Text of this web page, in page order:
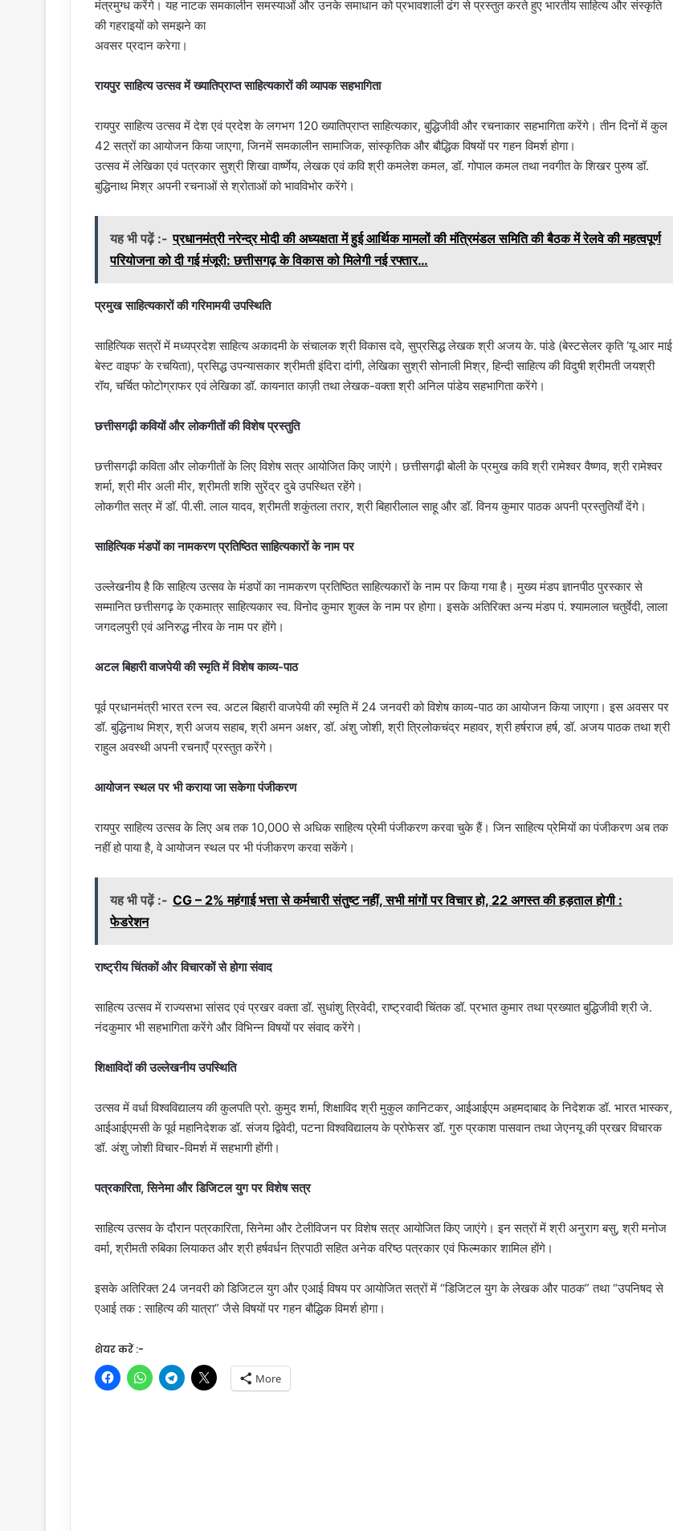
मंत्रमुग्ध करेंगे। यह नाटक समकालीन समस्याओं और उनके समाधान को प्रभावशाली ढंग से प्रस्तुत करते हुए भारतीय साहित्य और संस्कृति
की गहराइयों को समझने का
अवसर प्रदान करेगा।
रायपुर साहित्य उत्सव में ख्यातिप्राप्त साहित्यकारों की व्यापक सहभागिता
रायपुर साहित्य उत्सव में देश एवं प्रदेश के लगभग 120 ख्यातिप्राप्त साहित्यकार, बुद्धिजीवी और रचनाकार सहभागिता करेंगे। तीन दिनों में कुल
42 सत्रों का आयोजन किया जाएगा, जिनमें समकालीन सामाजिक, सांस्कृतिक और बौद्धिक विषयों पर गहन विमर्श होगा।
उत्सव में लेखिका एवं पत्रकार सुश्री शिखा वार्ष्णेय, लेखक एवं कवि श्री कमलेश कमल, डॉ. गोपाल कमल तथा नवगीत के शिखर पुरुष डॉ.
बुद्धिनाथ मिश्र अपनी रचनाओं से श्रोताओं को भावविभोर करेंगे।
यह भी पढ़ें :- प्रधानमंत्री नरेन्द्र मोदी की अध्यक्षता में हुई आर्थिक मामलों की मंत्रिमंडल समिति की बैठक में रेलवे की महत्वपूर्ण
परियोजना को दी गई मंजूरी: छत्तीसगढ़ के विकास को मिलेगी नई रफ्तार…
प्रमुख साहित्यकारों की गरिमामयी उपस्थिति
साहित्यिक सत्रों में मध्यप्रदेश साहित्य अकादमी के संचालक श्री विकास दवे, सुप्रसिद्ध लेखक श्री अजय के. पांडे (बेस्टसेलर कृति ‘यू आर माई
बेस्ट वाइफ’ के रचयिता), प्रसिद्ध उपन्यासकार श्रीमती इंदिरा दांगी, लेखिका सुश्री सोनाली मिश्र, हिन्दी साहित्य की विदुषी श्रीमती जयश्री
रॉय, चर्चित फोटोग्राफर एवं लेखिका डॉ. कायनात काज़ी तथा लेखक-वक्ता श्री अनिल पांडेय सहभागिता करेंगे।
छत्तीसगढ़ी कवियों और लोकगीतों की विशेष प्रस्तुति
छत्तीसगढ़ी कविता और लोकगीतों के लिए विशेष सत्र आयोजित किए जाएंगे। छत्तीसगढ़ी बोली के प्रमुख कवि श्री रामेश्वर वैष्णव, श्री रामेश्वर
शर्मा, श्री मीर अली मीर, श्रीमती शशि सुरेंद्र दुबे उपस्थित रहेंगे।
लोकगीत सत्र में डॉ. पी.सी. लाल यादव, श्रीमती शकुंतला तरार, श्री बिहारीलाल साहू और डॉ. विनय कुमार पाठक अपनी प्रस्तुतियाँ देंगे।
साहित्यिक मंडपों का नामकरण प्रतिष्ठित साहित्यकारों के नाम पर
उल्लेखनीय है कि साहित्य उत्सव के मंडपों का नामकरण प्रतिष्ठित साहित्यकारों के नाम पर किया गया है। मुख्य मंडप ज्ञानपीठ पुरस्कार से
सम्मानित छत्तीसगढ़ के एकमात्र साहित्यकार स्व. विनोद कुमार शुक्ल के नाम पर होगा। इसके अतिरिक्त अन्य मंडप पं. श्यामलाल चतुर्वेदी, लाला
जगदलपुरी एवं अनिरुद्ध नीरव के नाम पर होंगे।
अटल बिहारी वाजपेयी की स्मृति में विशेष काव्य-पाठ
पूर्व प्रधानमंत्री भारत रत्न स्व. अटल बिहारी वाजपेयी की स्मृति में 24 जनवरी को विशेष काव्य-पाठ का आयोजन किया जाएगा। इस अवसर पर
डॉ. बुद्धिनाथ मिश्र, श्री अजय सहाब, श्री अमन अक्षर, डॉ. अंशु जोशी, श्री त्रिलोकचंद्र महावर, श्री हर्षराज हर्ष, डॉ. अजय पाठक तथा श्री
राहुल अवस्थी अपनी रचनाएँ प्रस्तुत करेंगे।
आयोजन स्थल पर भी कराया जा सकेगा पंजीकरण
रायपुर साहित्य उत्सव के लिए अब तक 10,000 से अधिक साहित्य प्रेमी पंजीकरण करवा चुके हैं। जिन साहित्य प्रेमियों का पंजीकरण अब तक
नहीं हो पाया है, वे आयोजन स्थल पर भी पंजीकरण करवा सकेंगे।
यह भी पढ़ें :- CG – 2% महंगाई भत्ता से कर्मचारी संतुष्ट नहीं, सभी मांगों पर विचार हो, 22 अगस्त की हड़ताल होगी :
फेडरेशन
राष्ट्रीय चिंतकों और विचारकों से होगा संवाद
साहित्य उत्सव में राज्यसभा सांसद एवं प्रखर वक्ता डॉ. सुधांशु त्रिवेदी, राष्ट्रवादी चिंतक डॉ. प्रभात कुमार तथा प्रख्यात बुद्धिजीवी श्री जे.
नंदकुमार भी सहभागिता करेंगे और विभिन्न विषयों पर संवाद करेंगे।
शिक्षाविदों की उल्लेखनीय उपस्थिति
उत्सव में वर्धा विश्वविद्यालय की कुलपति प्रो. कुमुद शर्मा, शिक्षाविद श्री मुकुल कानिटकर, आईआईएम अहमदाबाद के निदेशक डॉ. भारत भास्कर,
आईआईएमसी के पूर्व महानिदेशक डॉ. संजय द्विवेदी, पटना विश्वविद्यालय के प्रोफेसर डॉ. गुरु प्रकाश पासवान तथा जेएनयू की प्रखर विचारक
डॉ. अंशु जोशी विचार-विमर्श में सहभागी होंगी।
पत्रकारिता, सिनेमा और डिजिटल युग पर विशेष सत्र
साहित्य उत्सव के दौरान पत्रकारिता, सिनेमा और टेलीविजन पर विशेष सत्र आयोजित किए जाएंगे। इन सत्रों में श्री अनुराग बसु, श्री मनोज
वर्मा, श्रीमती रुबिका लियाकत और श्री हर्षवर्धन त्रिपाठी सहित अनेक वरिष्ठ पत्रकार एवं फिल्मकार शामिल होंगे।
इसके अतिरिक्त 24 जनवरी को डिजिटल युग और एआई विषय पर आयोजित सत्रों में “डिजिटल युग के लेखक और पाठक” तथा “उपनिषद से
एआई तक : साहित्य की यात्रा” जैसे विषयों पर गहन बौद्धिक विमर्श होगा।
शेयर करें :-
More